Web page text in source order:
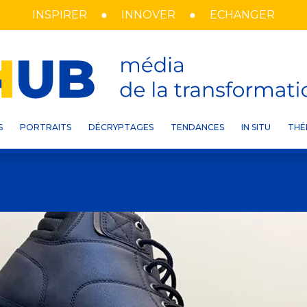
INSPIRER INNOVER ECHANGER
PORTRAITS DÉCRYPTAGES TENDANCES IN SITU